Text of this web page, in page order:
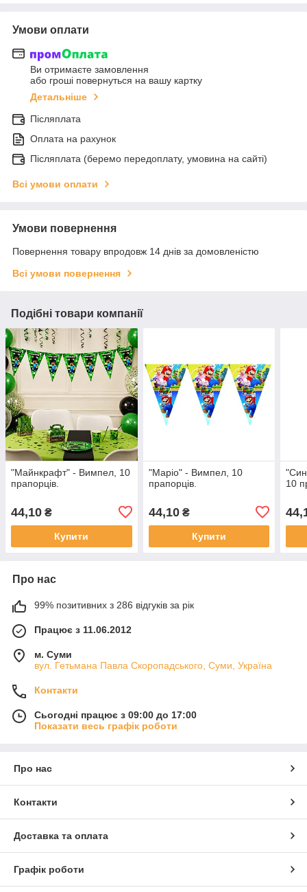
Умови оплати
Ви отримаєте замовлення
або гроші повернуться на вашу картку
Детальніше
Післяплата
Оплата на рахунок
Післяплата (беремо передоплату, умовина на сайті)
Всі умови оплати
Умови повернення
Повернення товару впродовж 14 днів за домовленістю
Всі умови повернення
Подібні товари компанії
"Майнкрафт" - Вимпел, 10
прапорців.
44,10 ₴
Купити
"Маріо" - Вимпел, 10
прапорців.
44,10₴
Купити
10
Про нас
99% позитивних з 286 відгуків за рік
Працює з 11.06.2012
м. Суми
вул. Гетьмана Павла Скоропадського, Суми, Україна
Контакти
Сьогодні працює з 09:00 до 17:00
Показати весь графік роботи
Про нас
Контакти
Доставка та оплата
Графік роботи